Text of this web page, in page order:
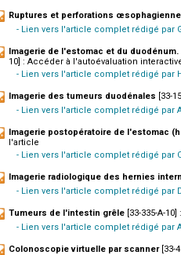
Ruptures et perforations
- Lien vers l'article complet rédigé par
Imagerie de l'estomac et du
10] : Accéder à l'autoévaluation
- Lien vers l'article complet rédigé par
Imagerie des tumeurs duodénales [33-
- Lien vers l'article complet rédigé par
Imagerie postopératoire de l'estomac
l'article
- Lien vers l'article complet rédigé par
Imagerie radiologique des hernies
- Lien vers l'article complet rédigé par
Tumeurs de l'intestin grêle [33-335-A-
- Lien vers l'article complet rédigé par
Colonoscopie virtuelle par scanner[33-